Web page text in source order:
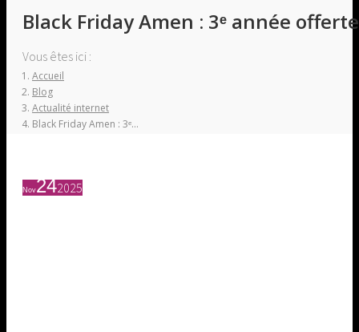
Black Friday Amen : 3ᵉ année
Vous êtes ici :
Accueil
Blog
Actualité internet
Black Friday Amen : 3ᵉ…
Nov242025